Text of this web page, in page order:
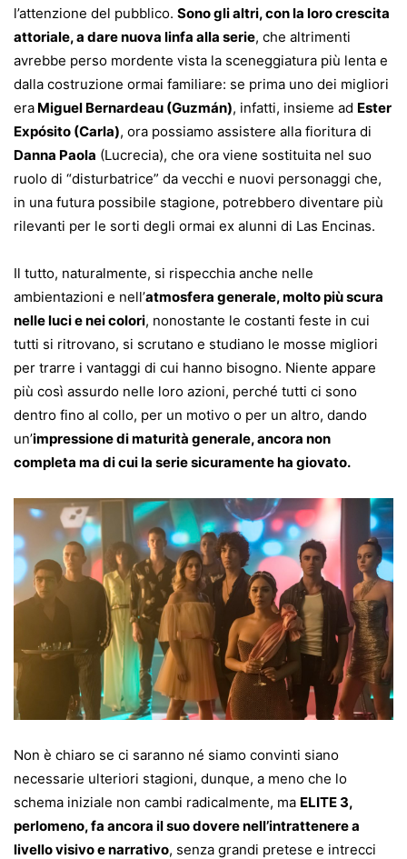
l’attenzione del pubblico. Sono gli altri, con la loro crescita
attoriale, a dare nuova linfa alla serie, che altrimenti
avrebbe perso mordente vista la sceneggiatura più lenta e
dalla costruzione ormai familiare: se prima uno dei migliori
era Miguel Bernardeau (Guzmán), infatti, insieme ad Ester
Expósito (Carla), ora possiamo assistere alla fioritura di
Danna Paola (Lucrecia), che ora viene sostituita nel suo
ruolo di “disturbatrice” da vecchi e nuovi personaggi che,
in una futura possibile stagione, potrebbero diventare più
rilevanti per le sorti degli ormai ex alunni di Las Encinas.
Il tutto, naturalmente, si rispecchia anche nelle
ambientazioni e nell’atmosfera generale, molto più scura
nelle luci e nei colori, nonostante le costanti feste in cui
tutti si ritrovano, si scrutano e studiano le mosse migliori
per trarre i vantaggi di cui hanno bisogno. Niente appare
più così assurdo nelle loro azioni, perché tutti ci sono
dentro fino al collo, per un motivo o per un altro, dando
un’impressione di maturità generale, ancora non
completa ma di cui la serie sicuramente ha giovato.
Non è chiaro se ci saranno né siamo convinti siano
necessarie ulteriori stagioni, dunque, a meno che lo
schema iniziale non cambi radicalmente, ma ELITE 3,
perlomeno, fa ancora il suo dovere nell’intrattenere a
livello visivo e narrativo, senza grandi pretese e intrecci